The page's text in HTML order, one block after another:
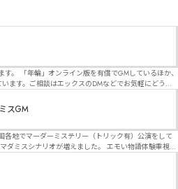
。 「年輪」オンライン版を有償でGMしているほか、
ます。ご相談はエックスのDMなどでお気軽にどう
スGM
各地でマーダーミステリー（トリック有）公演をして
いうジャンル名でたくさんあるため、そのようなシナ
推理マーダーミステリーを見つけることが難しくな